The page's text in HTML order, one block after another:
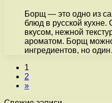
Борщ — это одно из
блюд в русской кухне.
вкусом, нежной
ароматом. Борщ
ингредиентов, но
1
2
»